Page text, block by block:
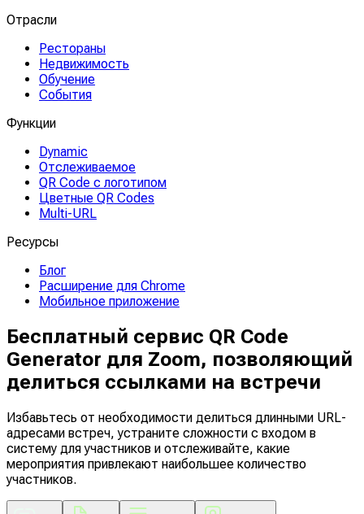
Отрасли
Рестораны
Недвижимость
Обучение
События
Функции
Dynamic
Отслеживаемое
QR Code с логотипом
Цветные QR Codes
Multi-URL
Ресурсы
Блог
Расширение для Chrome
Мобильное приложение
Бесплатный сервис QR Code
Generator для Zoom, позволяющий
делиться ссылками на встречи
Избавьтесь от необходимости делиться длинными URL-
адресами встреч, устраните сложности с входом в
систему для участников и отслеживайте, какие
мероприятия привлекают наибольшее количество
участников.